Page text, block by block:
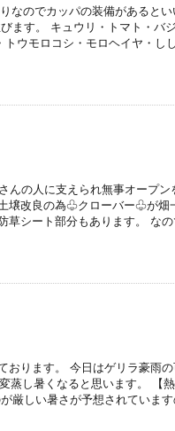
なのでカッパの装備があるとい
ます。 キュウリ・トマト・バ
ウモロコシ・モロヘイヤ・し
んの人に支えられ無事オープン
壌改良の為♧クローバー♧が畑
草シート部分もあります。 な
おります。 今日はゲリラ豪雨
蒸し暑くなると思います。 【
厳しい暑さが予想されていま